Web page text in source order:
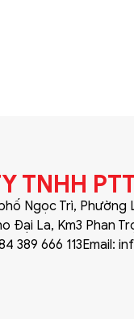
TNHH
Ngọc Trì, Phường
Đại La, Km3 Phan
389 666 113Email: